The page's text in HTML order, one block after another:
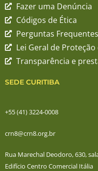
Fazer uma Denúncia
Códigos de Ética
Perguntas Frequentes
Lei Geral de Proteção
Transparência e
SEDE CURITIBA
+55 (41) 3224-0008
crn8@crn8.org.br
Rua Marechal Deodoro, 630,
Edifício Centro Comercial Itália